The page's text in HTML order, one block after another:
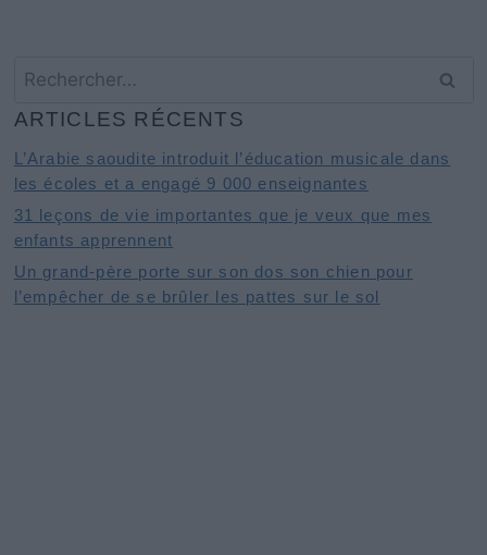
Rechercher :
ARTICLES RÉCENTS
L’Arabie saoudite introduit l’éducation musicale dans
les écoles et a engagé 9 000 enseignantes
31 leçons de vie importantes que je veux que mes
enfants apprennent
Un grand-père porte sur son dos son chien pour
l’empêcher de se brûler les pattes sur le sol